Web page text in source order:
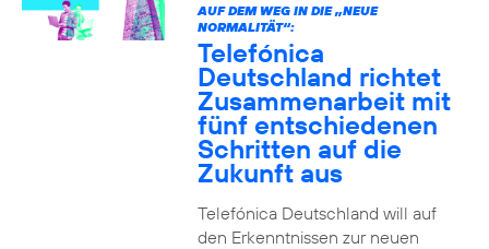
AUF DEM WEG IN DIE „NEUE
NORMALITÄT“:
Telefónica
Deutschland richtet
Zusammenarbeit mit
fünf entschiedenen
Schritten auf die
Zukunft aus
Telefónica Deutschland will auf
den Erkenntnissen zur neuen